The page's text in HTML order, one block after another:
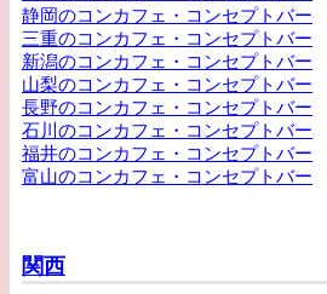
静岡のコンカフェ・コンセプトバー
三重のコンカフェ・コンセプトバー
新潟のコンカフェ・コンセプトバー
山梨のコンカフェ・コンセプトバー
長野のコンカフェ・コンセプトバー
石川のコンカフェ・コンセプトバー
福井のコンカフェ・コンセプトバー
富山のコンカフェ・コンセプトバー
関西